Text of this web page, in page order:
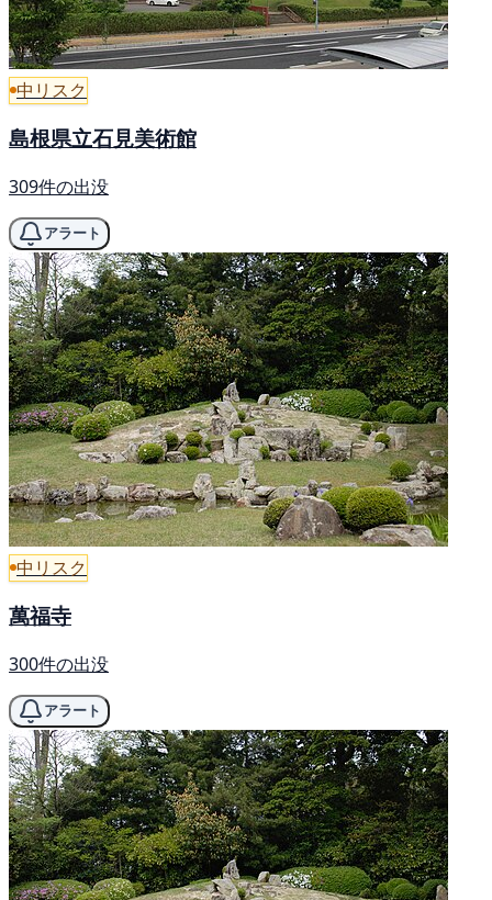
中リスク
島根県立石見美術館
309件の出没
アラート
中リスク
萬福寺
300件の出没
アラート